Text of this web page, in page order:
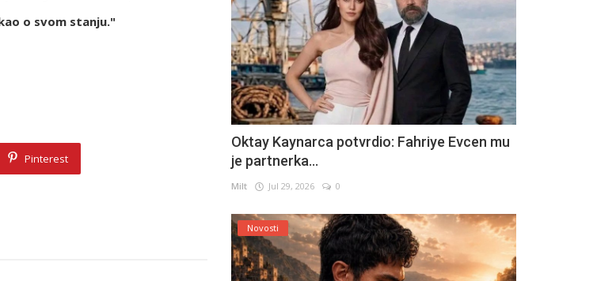
o svom stanju."
Pinterest
Oktay Kaynarca potvrdio: Fahriye Evcen mu
je partnerka...
Milt Jul 29, 2026 0
Novosti